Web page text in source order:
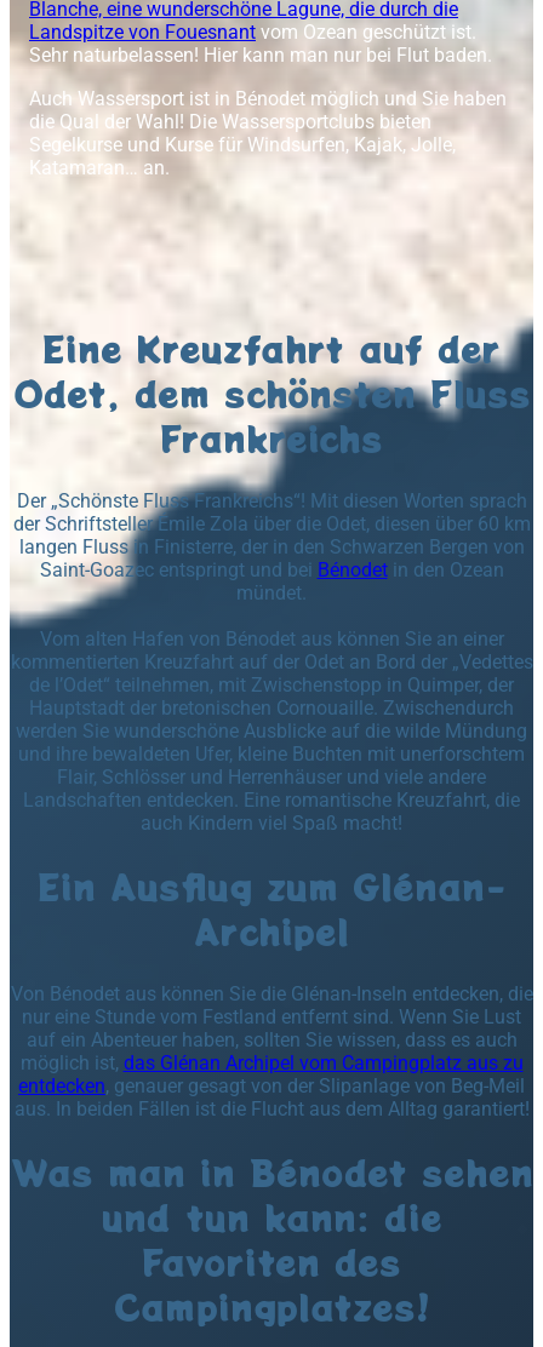
Blanche, eine wunderschöne Lagune, die durch die
Landspitze von Fouesnant vom Ozean geschützt ist.
Sehr naturbelassen! Hier kann man nur bei Flut baden.
Auch Wassersport ist in Bénodet möglich und Sie haben
die Qual der Wahl! Die Wassersportclubs bieten
Segelkurse und Kurse für Windsurfen, Kajak, Jolle,
Katamaran… an.
Eine Kreuzfahrt auf der
Odet, dem schönsten Fluss
Frankreichs
Der „Schönste Fluss Frankreichs“! Mit diesen Worten sprach
der Schriftsteller Émile Zola über die Odet, diesen über 60 km
langen Fluss in Finisterre, der in den Schwarzen Bergen von
Saint-Goazec entspringt und bei Bénodetin den Ozean
mündet.
Vom alten Hafen von Bénodet aus können Sie an einer
kommentierten Kreuzfahrt auf der Odet an Bord der „Vedettes
de l’Odet“ teilnehmen, mit Zwischenstopp in Quimper, der
Hauptstadt der bretonischen Cornouaille. Zwischendurch
werden Sie wunderschöne Ausblicke auf die wilde Mündung
und ihre bewaldeten Ufer, kleine Buchten mit unerforschtem
Flair, Schlösser und Herrenhäuser und viele andere
Landschaften entdecken. Eine romantische Kreuzfahrt, die
auch Kindern viel Spaß macht!
Ein Ausflug zum Glénan-
Archipel
Von Bénodet aus können Sie die Glénan-Inseln entdecken, die
nur eine Stunde vom Festland entfernt sind. Wenn Sie Lust
auf ein Abenteuer haben, sollten Sie wissen, dass es auch
möglich ist, das Glénan Archipel vom Campingplatz aus zu
entdecken, genauer gesagt von der Slipanlage von Beg-Meil
aus. In beiden Fällen ist die Flucht aus dem Alltag garantiert!
Was man in Bénodet sehen
und tun kann: die
Favoriten des
Campingplatzes!